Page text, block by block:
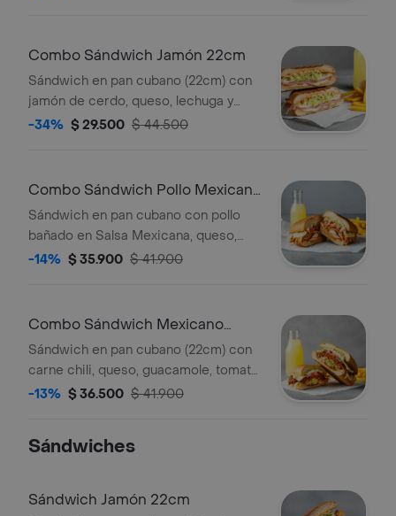
Combo Sándwich Jamón 22cm
Sándwich en pan cubano (22cm) con
jamón de cerdo, queso, lechuga y
salsa de ajo + acompañamiento a
-34% $ 29.500 $ 44.500
Combo Sándwich Pollo Mexicano
22 cm
Sándwich en pan cubano con pollo
bañado en Salsa Mexicana, queso,
tomate, lechuga y salsa de ajo +
-14% $ 35.900 $ 41.900
Combo Sándwich Mexicano
22cm
Sándwich en pan cubano (22cm) con
carne chili, queso, guacamole, tomate,
lechuga y salsa de ajo +
-13% $ 36.500 $ 41.900
Sándwiches
Sándwich Jamón 22cm